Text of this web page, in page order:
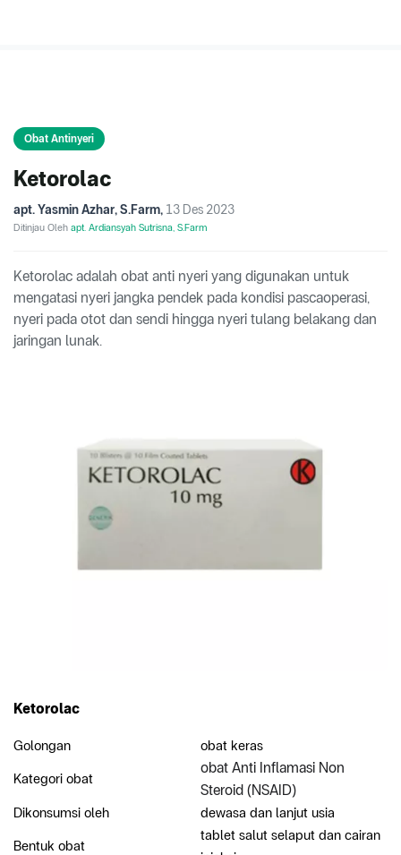
Obat Antinyeri
Ketorolac
apt. Yasmin Azhar, S.Farm, 13 Des 2023
Ditinjau Oleh apt. Ardiansyah Sutrisna, S.Farm
Ketorolac adalah obat anti nyeri yang digunakan untuk
mengatasi nyeri jangka pendek pada kondisi pascaoperasi,
nyeri pada otot dan sendi hingga nyeri tulang belakang dan
jaringan lunak.
Ketorolac
Golongan obat keras
Kategori obat
obat Anti Inflamasi Non
Steroid (NSAID)
Dikonsumsi oleh dewasa dan lanjut usia
Bentuk obat
tablet salut selaput dan cairan